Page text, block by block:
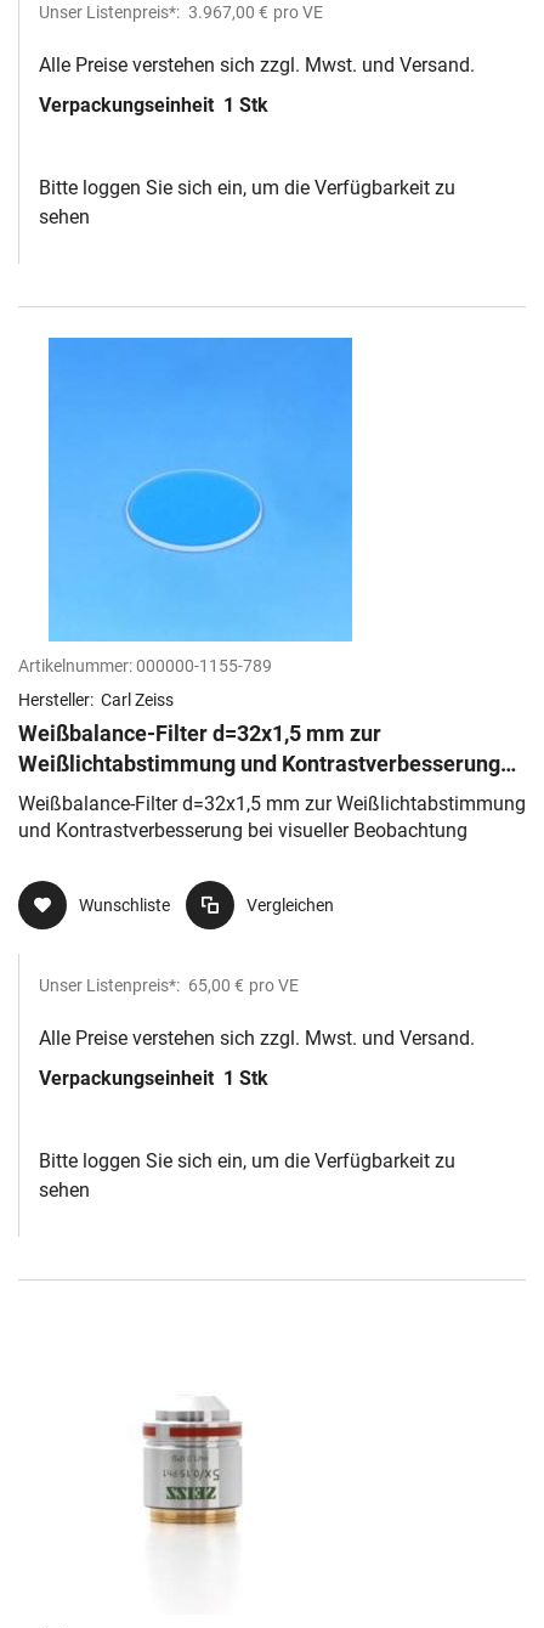
Unser Listenpreis*: 3.967,00 € pro VE
Alle Preise verstehen sich zzgl. Mwst. und Versand.
Verpackungseinheit 1 Stk
Bitte loggen Sie sich ein, um die Verfügbarkeit zu
sehen
Artikelnummer:000000-1155-789
Hersteller: Carl Zeiss
Weißbalance-Filter d=32x1,5 mm zur
Weißlichtabstimmung und Kontrastverbesserung
bei visueller Beobachtung
Weißbalance-Filter d=32x1,5 mm zur Weißlichtabstimmung
und Kontrastverbesserung bei visueller Beobachtung
Wunschliste Vergleichen
Unser Listenpreis*: 65,00 € pro VE
Alle Preise verstehen sich zzgl. Mwst. und Versand.
Verpackungseinheit 1 Stk
Bitte loggen Sie sich ein, um die Verfügbarkeit zu
sehen